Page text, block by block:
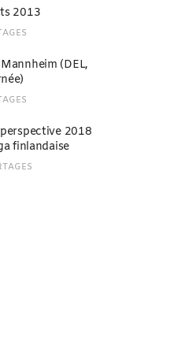
2013
(DEL,
2018
finlandaise